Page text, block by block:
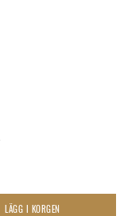
LÄGG I KORGEN